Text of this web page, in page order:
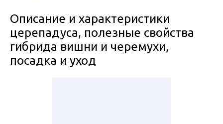
Описание и характеристики
церепадуса, полезные свойства
гибрида вишни и черемухи,
посадка и уход